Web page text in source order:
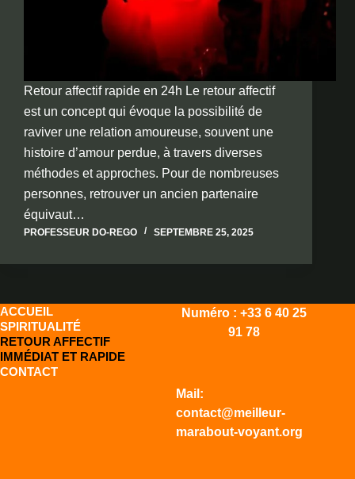
Retour affectif rapide en 24h Le retour affectif
est un concept qui évoque la possibilité de
raviver une relation amoureuse, souvent une
histoire d’amour perdue, à travers diverses
méthodes et approches. Pour de nombreuses
personnes, retrouver un ancien partenaire
équivaut…
PROFESSEUR DO-REGO SEPTEMBRE 25, 2025
ACCUEIL
SPIRITUALITÉ
RETOUR AFFECTIF
IMMÉDIAT ET RAPIDE
CONTACT
Numéro : +33 6 40 25
91 78
Mail:
contact@meilleur-
marabout-voyant.org